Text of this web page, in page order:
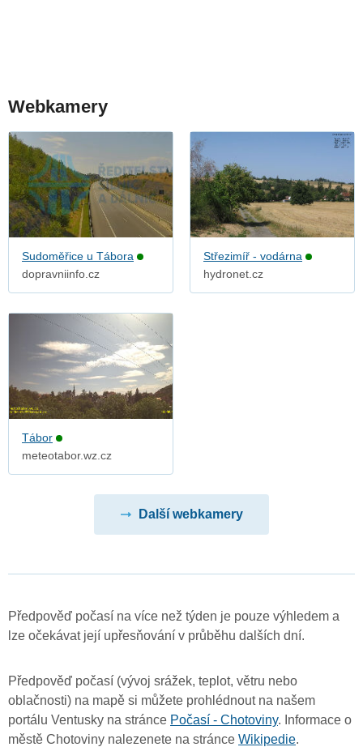
Webkamery
Sudoměřice u Tábora
dopravniinfo.cz
Střezimíř - vodárna
hydronet.cz
Tábor
meteotabor.wz.cz
Další webkamery
Předpověď počasí na více než týden je pouze výhledem a
lze očekávat její upřesňování v průběhu dalších dní.
Předpověď počasí (vývoj srážek, teplot, větru nebo
oblačnosti) na mapě si můžete prohlédnout na našem
portálu Ventusky na stránce Počasí - Chotoviny. Informace o
městě Chotoviny nalezenete na stránce Wikipedie.